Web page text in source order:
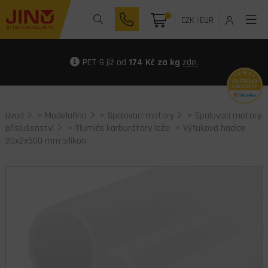
0 CZK| EUR
PET-G již od 174 Kč za kg zde.
Úvod > Modelařina > Spalovací motory > Spalovací motory
příslušenství
> Tlumiče karburátory lože > Výfuková hadice
20x2x500 mm silikon